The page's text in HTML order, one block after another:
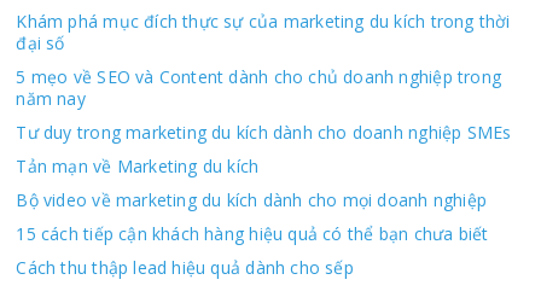
Khám phá mục đích thực sự của marketing du kích trong thời
đại số
5 mẹo về SEO và Content dành cho chủ doanh nghiệp trong
năm nay
Tư duy trong marketing du kích dành cho doanh nghiệp SMEs
Tản mạn về Marketing du kích
Bộ video về marketing du kích dành cho mọi doanh nghiệp
15 cách tiếp cận khách hàng hiệu quả có thể bạn chưa biết
Cách thu thập lead hiệu quả dành cho sếp